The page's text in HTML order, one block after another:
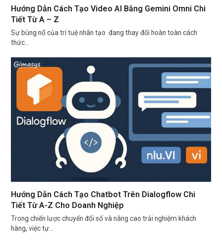
Hướng Dẫn Cách Tạo Video AI Bằng Gemini Omni Chi
Tiết Từ A – Z
Sự bùng nổ của trí tuệ nhân tạo đang thay đổi hoàn toàn cách
thức…
Hướng Dẫn Cách Tạo Chatbot Trên Dialogflow Chi
Tiết Từ A-Z Cho Doanh Nghiệp
Trong chiến lược chuyển đổi số và nâng cao trải nghiệm khách
hàng, việc tự…